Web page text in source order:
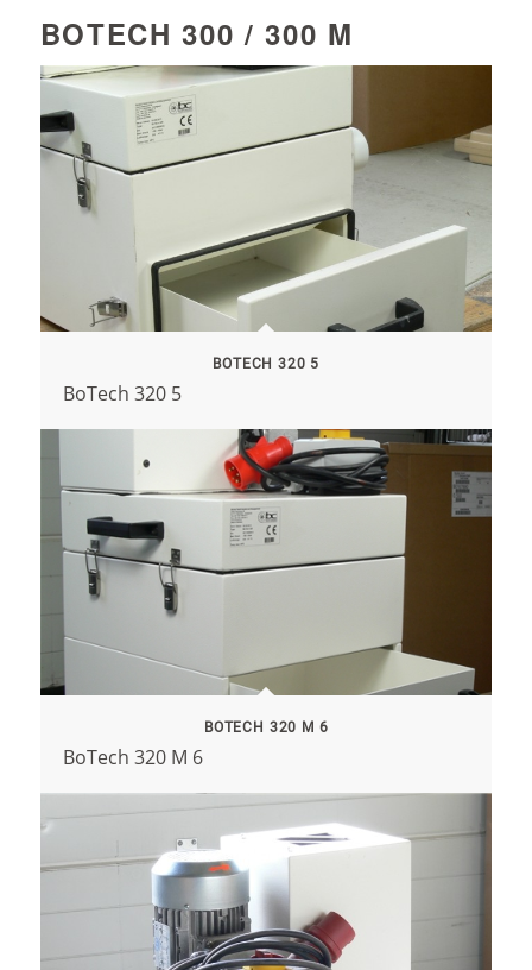
BOTECH 300 / 300 M
BOTECH 320 5
BoTech 320 5
BOTECH 320 M 6
BoTech 320 M 6